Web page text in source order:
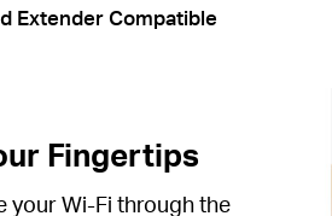
Extender Compatible
Fingertips
your Wi-Fi through the